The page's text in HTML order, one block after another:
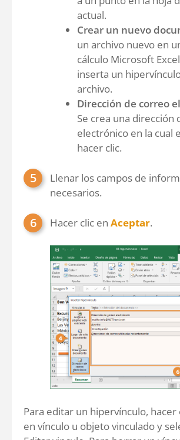
actual.
Crear un nuevo
un archivo nuevo en
cálculo Microsoft
inserta un
archivo.
Dirección de correo
Se crea una dirección
electrónico en la cual
hacer clic.
Llenar los campos de
necesarios.
Hacer clic en Aceptar.
Para editar un hipervínculo, hacer
en vínculo u objeto vinculado y